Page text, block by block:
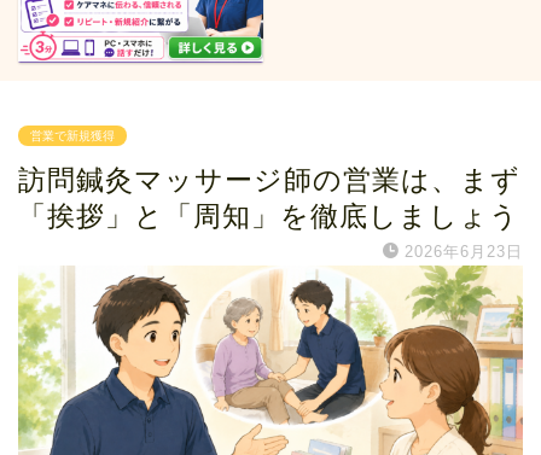
営業で新規獲得
訪問鍼灸マッサージ師の営業は、まず
「挨拶」と「周知」を徹底しましょう
2026年6月23日